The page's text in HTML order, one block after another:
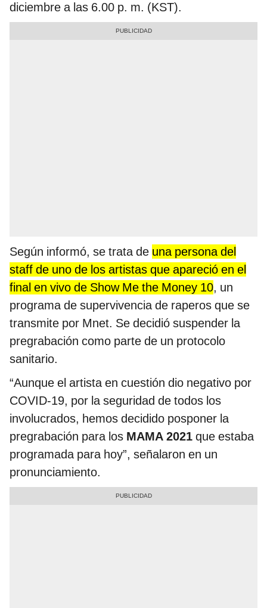
diciembre a las 6.00 p. m. (KST).
Según informó, se trata de una persona del
staff de uno de los artistas que apareció en el
final en vivo de Show Me the Money 10, un
programa de supervivencia de raperos que se
transmite por Mnet. Se decidió suspender la
pregrabación como parte de un protocolo
sanitario.
“Aunque el artista en cuestión dio negativo por
COVID-19, por la seguridad de todos los
involucrados, hemos decidido posponer la
pregrabación para los MAMA 2021 que estaba
programada para hoy”, señalaron en un
pronunciamiento.